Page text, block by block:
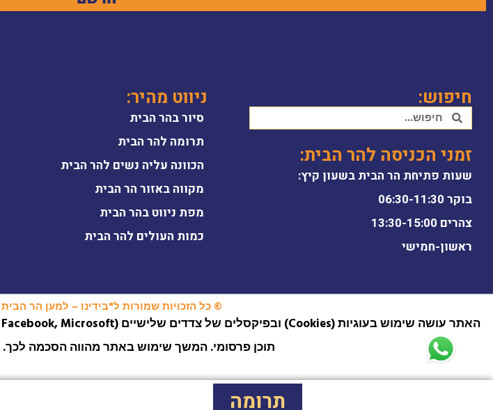
חיפוש:
זמני הכניסה להר הבית:
שעות פתיחת הר הבית בשעון קיץ:
בוקר 06:30-11:30
צהרים 13:30-15:00
ראשון-חמישי
ניווט מהיר:
סיור בהר הבית
תרומה להר הבית
הכוונה עליה נשים להר הבית
מקווה באזור הר הבית
מפת ניווט בהר הבית
כמות העולים להר הבית
© כל הזכויות שמורות ל"בידינו – למען הר הבית 2026"
תוכן פרסומי. המשך שימוש באתר מהווה הסכמה לכך.
תרומה